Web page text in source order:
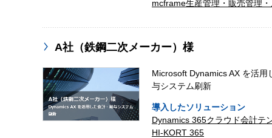
mcframe生産管理・販売管理
A社（鉄鋼二次メーカー）様
Microsoft Dynamics AX を活用
与システム刷新
導入したソリューション
Dynamics 365クラウド会計テ
HI-KORT 365